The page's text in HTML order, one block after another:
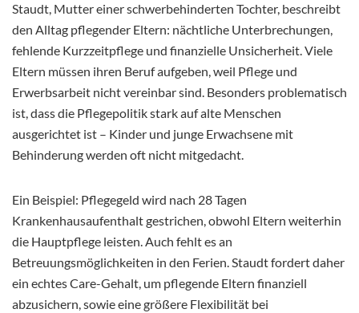
Staudt, Mutter einer schwerbehinderten Tochter, beschreibt
den Alltag pflegender Eltern: nächtliche Unterbrechungen,
fehlende Kurzzeitpflege und finanzielle Unsicherheit. Viele
Eltern müssen ihren Beruf aufgeben, weil Pflege und
Erwerbsarbeit nicht vereinbar sind. Besonders problematisch
ist, dass die Pflegepolitik stark auf alte Menschen
ausgerichtet ist – Kinder und junge Erwachsene mit
Behinderung werden oft nicht mitgedacht.
Ein Beispiel: Pflegegeld wird nach 28 Tagen
Krankenhausaufenthalt gestrichen, obwohl Eltern weiterhin
die Hauptpflege leisten. Auch fehlt es an
Betreuungsmöglichkeiten in den Ferien. Staudt fordert daher
ein echtes Care-Gehalt, um pflegende Eltern finanziell
abzusichern, sowie eine größere Flexibilität bei